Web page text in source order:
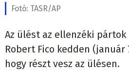
Fotó: TASR/AP
Az ülést az ellenzéki pártok
Robert Fico kedden
hogy részt vesz az ülésen.